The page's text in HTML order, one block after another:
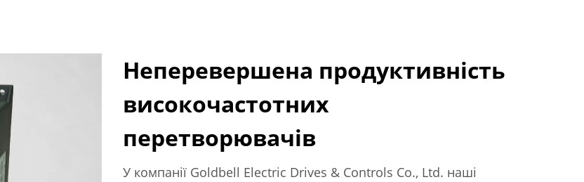
Неперевершена продуктивність
високочастотних
перетворювачів
У компанії Goldbell Electric Drives & Controls Co., Ltd. наші